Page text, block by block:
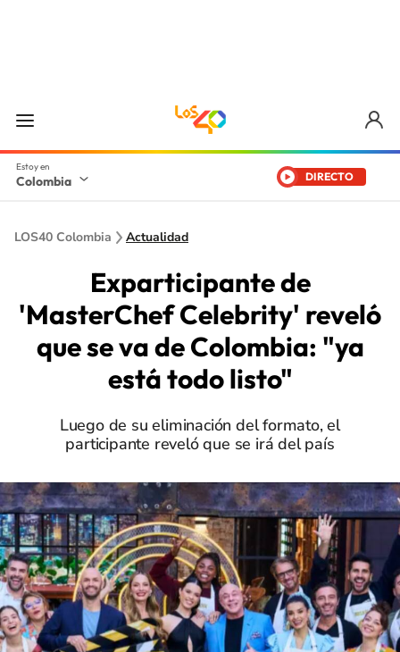
Colombia DIRECTO
LOS40 Colombia Actualidad
Exparticipante de
'MasterChef Celebrity' reveló
que se va de Colombia: "ya
está todo listo"
Luego de su eliminación del formato, el
participante reveló que se irá del país